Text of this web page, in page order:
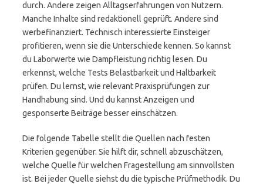
durch. Andere zeigen Alltagserfahrungen von Nutzern.
Manche Inhalte sind redaktionell geprüft. Andere sind
werbefinanziert. Technisch interessierte Einsteiger
profitieren, wenn sie die Unterschiede kennen. So kannst
du Laborwerte wie Dampfleistung richtig lesen. Du
erkennst, welche Tests Belastbarkeit und Haltbarkeit
prüfen. Du lernst, wie relevant Praxisprüfungen zur
Handhabung sind. Und du kannst Anzeigen und
gesponserte Beiträge besser einschätzen.
Die folgende Tabelle stellt die Quellen nach festen
Kriterien gegenüber. Sie hilft dir, schnell abzuschätzen,
welche Quelle für welchen Fragestellung am sinnvollsten
ist. Bei jeder Quelle siehst du die typische Prüfmethodik. Du